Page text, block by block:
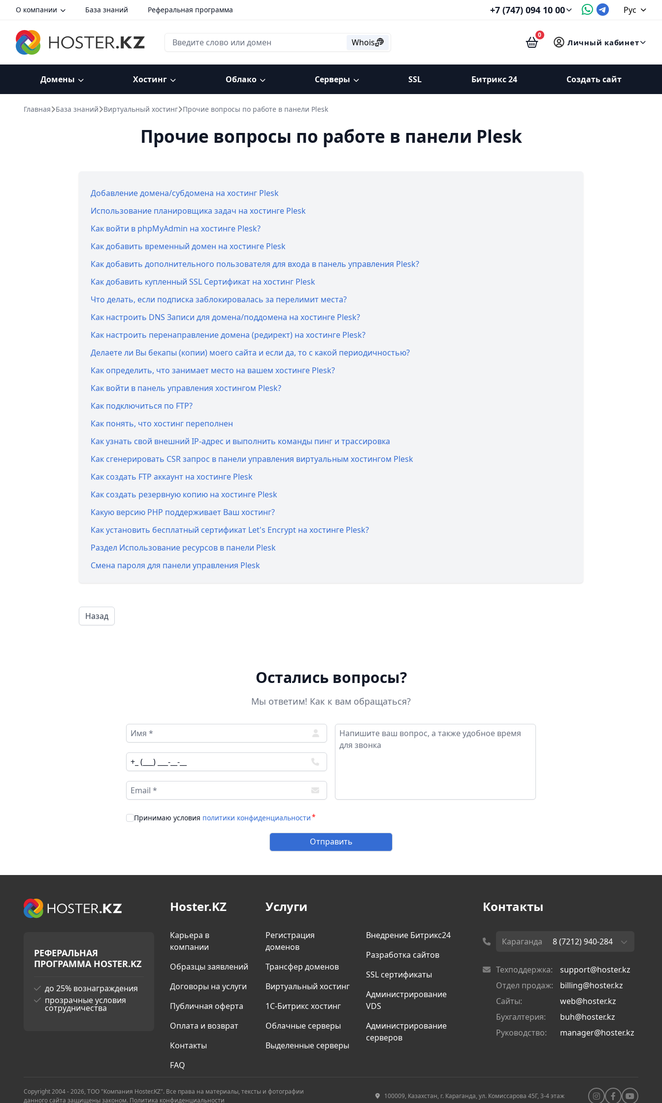
О компании База знаний Реферальная программа +7 (747) 094 10 00 Рус
Whois
0
Личный кабинет
Домены Хостинг Облако Серверы SSL Битрикс 24 Создать сайт
Главная База знаний Виртуальный хостинг Прочие вопросы по работе в панели Plesk
Прочие вопросы по работе в панели Plesk
Добавление домена/субдомена на хостинг Plesk
Использование планировщика задач на хостинге Plesk
Как войти в phpMyAdmin на хостинге Plesk?
Как добавить временный домен на хостинге Plesk
Как добавить дополнительного пользователя для входа в панель управления Plesk?
Как добавить купленный SSL Сертификат на хостинг Plesk
Что делать, если подписка заблокировалась за перелимит места?
Как настроить DNS Записи для домена/поддомена на хостинге Plesk?
Как настроить перенаправление домена (редирект) на хостинге Plesk?
Делаете ли Вы бекапы (копии) моего сайта и если да, то с какой периодичностью?
Как определить, что занимает место на вашем хостинге Plesk?
Как войти в панель управления хостингом Plesk?
Как подключиться по FTP?
Как понять, что хостинг переполнен
Как узнать свой внешний IP-адрес и выполнить команды пинг и трассировка
Как сгенерировать CSR запрос в панели управления виртуальным хостингом Plesk
Как создать FTP аккаунт на хостинге Plesk
Как создать резервную копию на хостинге Plesk
Какую версию PHP поддерживает Ваш хостинг?
Как установить бесплатный сертификат Let's Encrypt на хостинге Plesk?
Раздел Использование ресурсов в панели Plesk
Смена пароля для панели управления Plesk
Назад
Остались вопросы?
Мы ответим! Как к вам обращаться?
Принимаю условия политики конфиденциальности
Отправить
РЕФЕРАЛЬНАЯ
ПРОГРАММА HOSTER.KZ
до 25% вознаграждения
прозрачные условия
сотрудничества
Hoster.KZ
Карьера в
компании
Образцы заявлений
Договоры на услуги
Публичная оферта
Оплата и возврат
Контакты
FAQ
Услуги
Регистрация
доменов
Трансфер доменов
Виртуальный хостинг
1С-Битрикс хостинг
Облачные серверы
Выделенные серверы
Внедрение Битрикс24
Разработка сайтов
SSL сертификаты
Админиcтрирование
VDS
Администрирование
серверов
Контакты
Караганда 8 (7212) 940-284
Техподдержка:
support@hoster.kz
Отдел продаж:
billing@hoster.kz
Сайты:
web@hoster.kz
Бухгалтерия:
buh@hoster.kz
Руководство:
manager@hoster.kz
Copyright 2004 - 2026, ТОО "Компания Hoster.KZ". Все права на материалы, тексты и фотографии
данного сайта защищены законом. Политика конфиденциальности
100009, Казахстан, г. Караганда, ул. Комиссарова 45Г, 3-4 этаж